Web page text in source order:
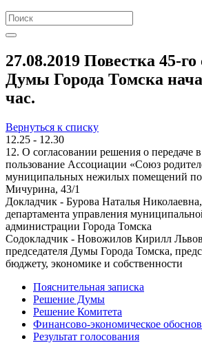
27.08.2019 Повестка 45-
Думы Города Томска
час.
Вернуться к списку
12.25 - 12.30
12. О согласовании решения о передаче в
пользование Ассоциации «Союз
муниципальных нежилых помещений по
Мичурина, 43/1
Докладчик - Бурова Наталья
департамента управления
администрации Города Томска
Содокладчик - Новожилов Кирилл
председателя Думы Города Томска,
бюджету, экономике и собственности
Пояснительная записка
Решение Думы
Решение Комитета
Финансово-экономическое
Результат голосования